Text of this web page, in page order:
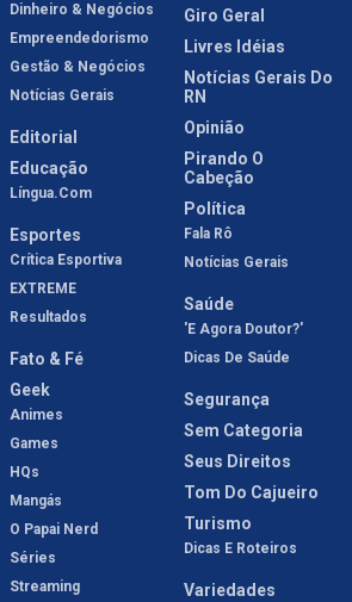
Dinheiro & Negócios
Empreendedorismo
Gestão & Negócios
Notícias Gerais
Editorial
Educação
Língua.com
Esportes
Crítica Esportiva
EXTREME
Resultados
Fato & Fé
Geek
Animes
Games
HQs
Mangás
O Papai Nerd
Séries
Streaming
Giro Geral
Livres Idéias
Notícias Gerais Do
RN
Opinião
Pirando O
Cabeção
Política
Fala Rô
Notícias Gerais
Saúde
'E Agora Doutor?'
Dicas De Saúde
Segurança
Sem Categoria
Seus Direitos
Tom Do Cajueiro
Turismo
Dicas E Roteiros
Variedades